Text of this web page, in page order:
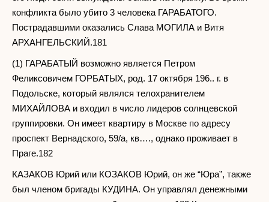
конфликта было убито 3 человека ГАРАБАТОГО.
Пострадавшими оказались Слава МОГИЛА и Витя
АРХАНГЕЛЬСКИЙ.181
(1) ГАРАБАТЫЙ возможно является Петром
Феликсовичем ГОРБАТЫХ, род. 17 октября 196.. г. в
Подольске, который являлся телохранителем
МИХАЙЛОВА и входил в число лидеров солнцевской
группировки. Он имеет квартиру в Москве по адресу
проспект Вернадского, 59/а, кв…., однако проживает в
Праге.182
КАЗАКОВ Юрий или КОЗАКОВ Юрий, он же “Юра”, также
был членом бригады КУДИНА. Он управлял денежными